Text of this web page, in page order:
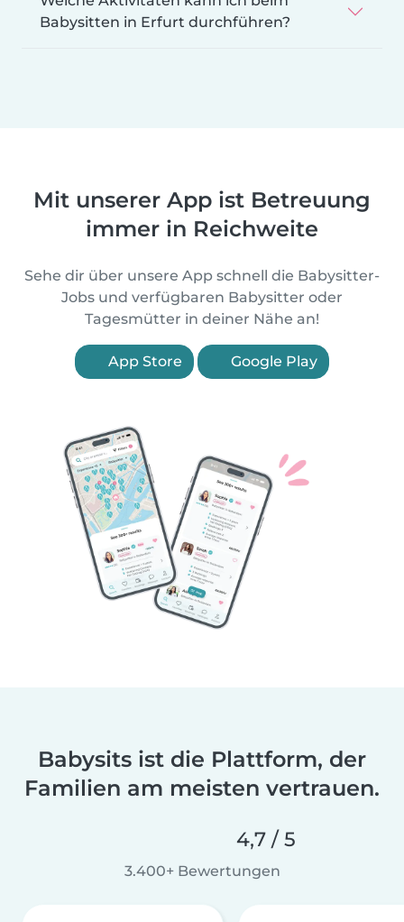
Babysitten in Erfurt durchführen?
Mit unserer App ist Betreuung
immer in Reichweite
Sehe dir über unsere App schnell die Babysitter-
Jobs und verfügbaren Babysitter oder
Tagesmütter in deiner Nähe an!
App Store Google Play
Babysits ist die Plattform, der
Familien am meisten vertrauen.
4,7 / 5
3.400+ Bewertungen